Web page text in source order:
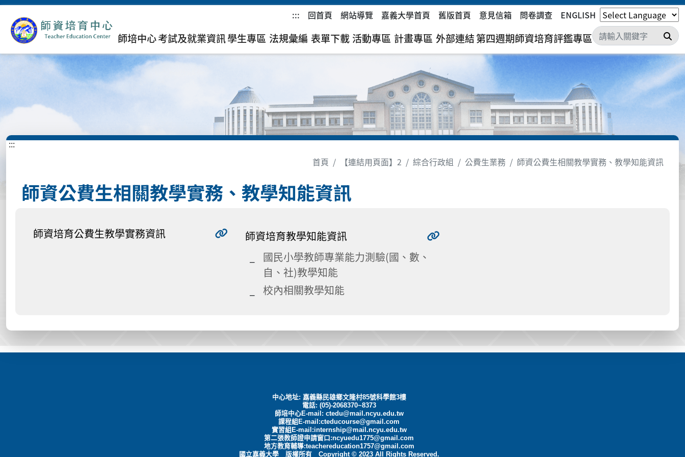
::: 回首頁 網站導覽 嘉義大學首頁 舊版首頁 意見信箱 問卷調查 ENGLISH
師培中心考試及就業資訊學生專區 法規彙編 表單下載 活動專區 計畫專區 外部連結第四週期師資培育評鑑專區 搜
:::
首頁
【連結用頁面】2 綜合行政組 公費生業務 師資公費生相關教學實務、教學知能資訊
師資公費生相關教學實務、教學知能資訊
師資培育公費生教學實務資訊
師資培育教學知能資訊
國民小學教師專業能力測驗(國、數、
自、社)教學知能
校內相關教學知能
中心地址: 嘉義縣民雄鄉文隆村85號科學館3樓
電話: (05)-2068370~8373
師培中心E-mail: ctedu@mail.ncyu.edu.tw
課程組E-mail:cteducourse@gmail.com
實習組E-mail:internship@mail.ncyu.edu.tw
第二張教師證申請窗口:ncyuedu1775@gmail.com
地方教育輔導:teachereducation1757@gmail.com
國立嘉義大學 版權所有 Copyright © 2023 All Rights Reserved.